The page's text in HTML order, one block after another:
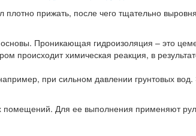
прижать, после чего тщательно
Проникающая гидроизоляция – это
происходит химическая реакция, в
при сильном давлении грунтовых
помещений. Для ее выполнения применяют